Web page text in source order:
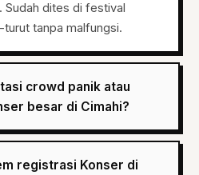
Sudah dites di festival
tanpa malfungsi.
crowd panik atau
besar di Cimahi?
registrasi Konser di